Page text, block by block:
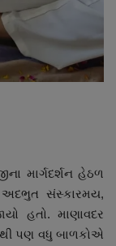
માર્ગદર્શન હેઠળ
સંસ્કારમય,
હતો. માણાવદર
થી પણ વધુ બાળકોએ